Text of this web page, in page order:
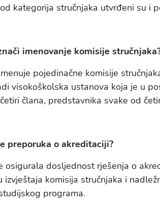
kategorija stručnjaka utvrđeni su i
imenovanje komisije
pojedinačne komisije
visokoškolska ustanova koja je u
člana, predstavnika svake od
preporuka o akreditaciji?
osigurala dosljednost rješenja o
izvještaja komisija stručnjaka i
programa.